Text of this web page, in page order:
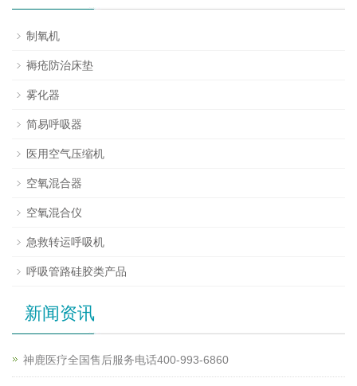
制氧机
褥疮防治床垫
雾化器
简易呼吸器
医用空气压缩机
空氧混合器
空氧混合仪
急救转运呼吸机
呼吸管路硅胶类产品
新闻资讯
神鹿医疗全国售后服务电话400-993-6860